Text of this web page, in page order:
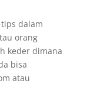
dalam
orang
keder dimana
bisa
atau